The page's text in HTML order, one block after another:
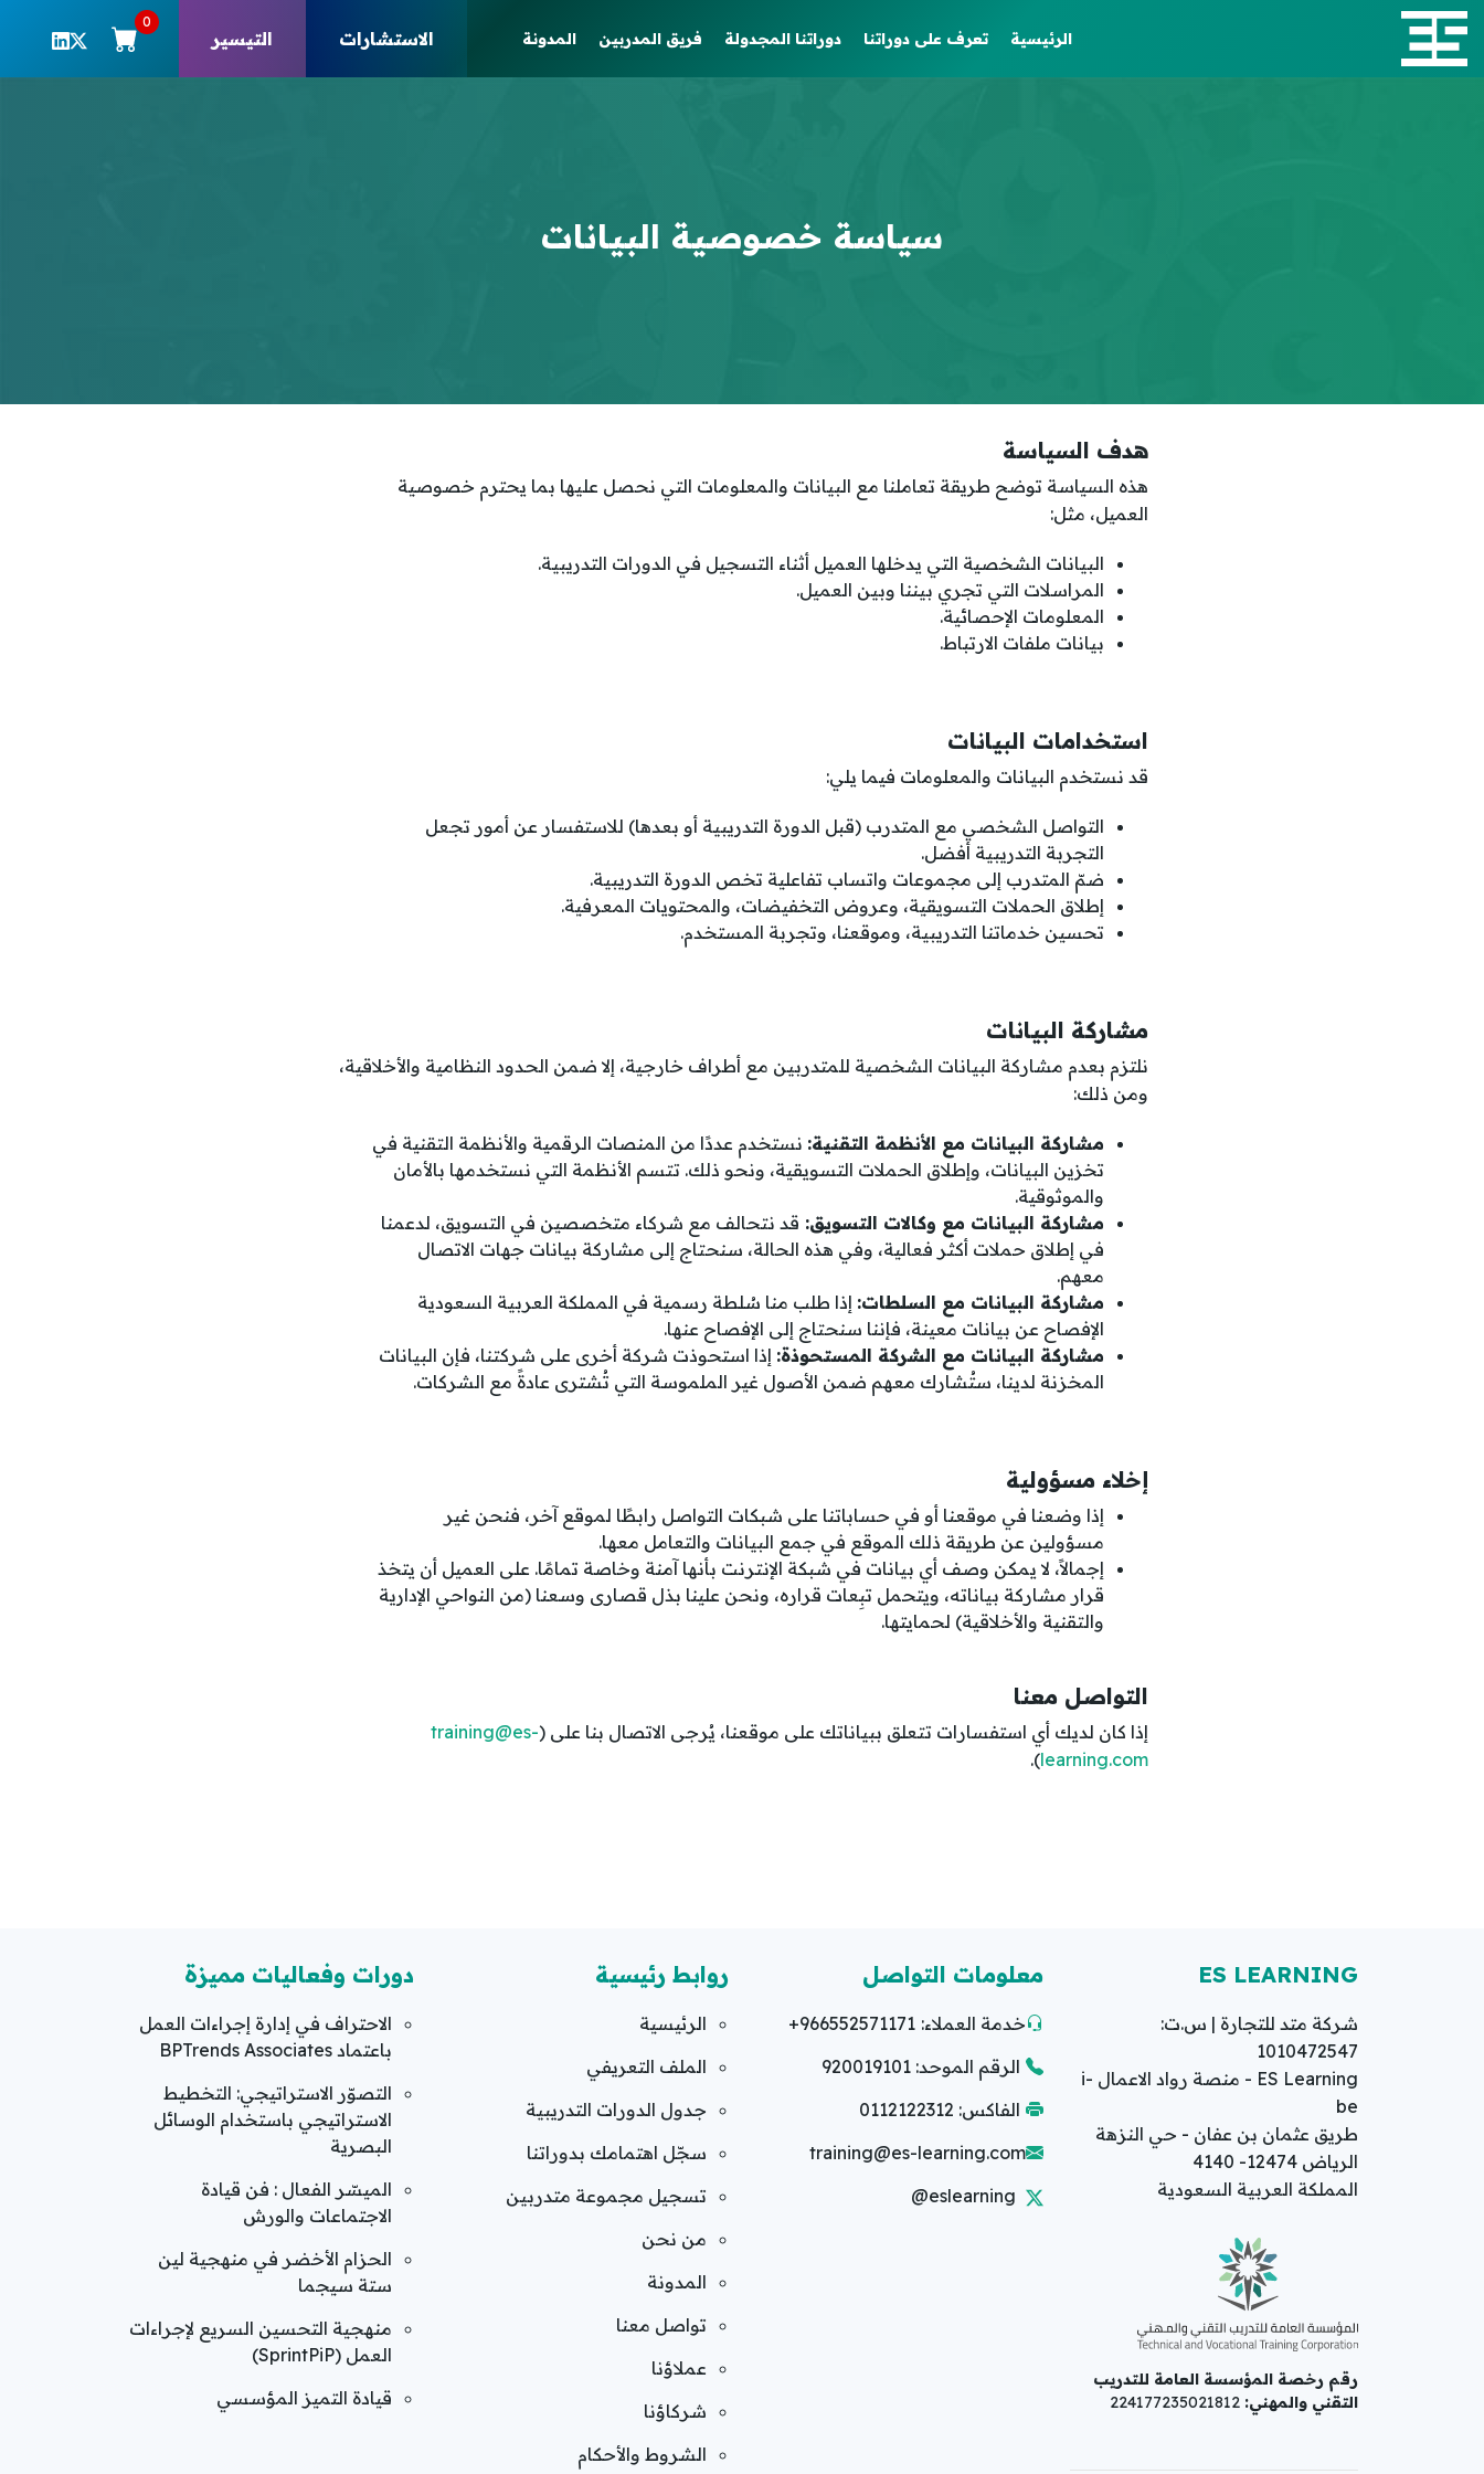
الرئيسية تعرف على دوراتنا دوراتنا المجدولة فريق المدربين المدونة الاستشارات التيسير
0
سياسة خصوصية البيانات
هدف السياسة
هذه السياسة توضح طريقة تعاملنا مع البيانات والمعلومات التي نحصل عليها بما يحترم خصوصية
العميل، مثل:
البيانات الشخصية التي يدخلها العميل أثناء التسجيل في الدورات التدريبية.
المراسلات التي تجري بيننا وبين العميل.
المعلومات الإحصائية.
بيانات ملفات الارتباط.
استخدامات البيانات
قد نستخدم البيانات والمعلومات فيما يلي:
التواصل الشخصي مع المتدرب (قبل الدورة التدريبية أو بعدها) للاستفسار عن أمور تجعل
التجربة التدريبية أفضل.
ضمّ المتدرب إلى مجموعات واتساب تفاعلية تخص الدورة التدريبية.
إطلاق الحملات التسويقية، وعروض التخفيضات، والمحتويات المعرفية.
تحسين خدماتنا التدريبية، وموقعنا، وتجربة المستخدم.
مشاركة البيانات
نلتزم بعدم مشاركة البيانات الشخصية للمتدربين مع أطراف خارجية، إلا ضمن الحدود النظامية والأخلاقية،
ومن ذلك:
مشاركة البيانات مع الأنظمة التقنية: نستخدم عددًا من المنصات الرقمية والأنظمة التقنية في
تخزين البيانات، وإطلاق الحملات التسويقية، ونحو ذلك. تتسم الأنظمة التي نستخدمها بالأمان
والموثوقية.
مشاركة البيانات مع وكالات التسويق: قد نتحالف مع شركاء متخصصين في التسويق، لدعمنا
في إطلاق حملات أكثر فعالية، وفي هذه الحالة، سنحتاج إلى مشاركة بيانات جهات الاتصال
معهم.
مشاركة البيانات مع السلطات: إذا طلب منا سُلطة رسمية في المملكة العربية السعودية
الإفصاح عن بيانات معينة، فإننا سنحتاج إلى الإفصاح عنها.
مشاركة البيانات مع الشركة المستحوذة: إذا استحوذت شركة أخرى على شركتنا، فإن البيانات
المخزنة لدينا، ستُشارك معهم ضمن الأصول غير الملموسة التي تُشترى عادةً مع الشركات.
إخلاء مسؤولية
إذا وضعنا في موقعنا أو في حساباتنا على شبكات التواصل رابطًا لموقع آخر، فنحن غير
مسؤولين عن طريقة ذلك الموقع في جمع البيانات والتعامل معها.
إجمالاً، لا يمكن وصف أي بيانات في شبكة الإنترنت بأنها آمنة وخاصة تمامًا. على العميل أن يتخذ
قرار مشاركة بياناته، ويتحمل تبِعات قراره، ونحن علينا بذل قصارى وسعنا (من النواحي الإدارية
والتقنية والأخلاقية) لحمايتها.
التواصل معنا
إذا كان لديك أي استفسارات تتعلق ببياناتك على موقعنا، يُرجى الاتصال بنا على (training@es-
learning.com
).
ES LEARNING
شركة متد للتجارة | س.ت:
1010472547
ES Learning - منصة رواد الاعمال i-
be
طريق عثمان بن عفان - حي النزهة
الرياض 12474- 4140
المملكة العربية السعودية
رقم رخصة المؤسسة العامة للتدريب
التقني والمهني: 224177235021812
معلومات التواصل
خدمة العملاء: +966552571171
الرقم الموحد: 920019101
الفاكس: 0112122312
training@es-learning.com
@eslearning
روابط رئيسية
الرئيسية
الملف التعريفي
جدول الدورات التدريبية
سجّل اهتمامك بدوراتنا
تسجيل مجموعة متدربين
من نحن
المدونة
تواصل معنا
عملاؤنا
شركاؤنا
الشروط والأحكام
دورات وفعاليات مميزة
الاحتراف في إدارة إجراءات العمل
باعتماد BPTrends Associates
التصوّر الاستراتيجي: التخطيط
الاستراتيجي باستخدام الوسائل
البصرية
الميسّر الفعال : فن قيادة
الاجتماعات والورش
الحزام الأخضر في منهجية لين
ستة سيجما
منهجية التحسين السريع لإجراءات
العمل (SprintPiP)
قيادة التميز المؤسسي